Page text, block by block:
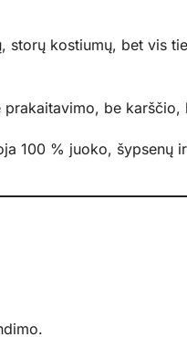
storų kostiumų, bet vis
be
100 % juoko, šypsenų